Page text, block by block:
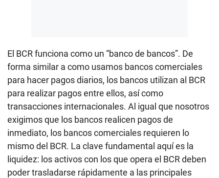
El BCR funciona como un “banco de bancos”. De
forma similar a como usamos bancos comerciales
para hacer pagos diarios, los bancos utilizan al BCR
para realizar pagos entre ellos, así como
transacciones internacionales. Al igual que nosotros
exigimos que los bancos realicen pagos de
inmediato, los bancos comerciales requieren lo
mismo del BCR. La clave fundamental aquí es la
liquidez: los activos con los que opera el BCR deben
poder trasladarse rápidamente a las principales